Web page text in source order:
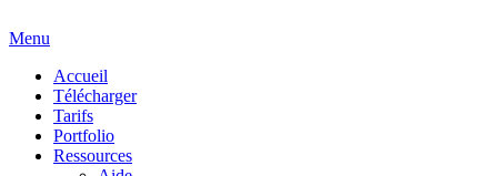
Menu
Accueil
Télécharger
Tarifs
Portfolio
Ressources